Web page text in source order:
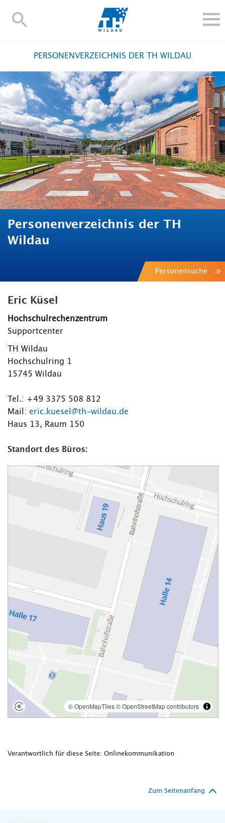
TH-
FORSCHUNG UND TRANSFER
ALUMNI
HOCHSCHULE
INTERNATIONAL
BESCHÄFTIGTE
Blogs Kontakt und Anfahrt Webmail Moodle
TH Online-Portal Personensuche English
PERSONENVERZEICHNIS DER TH WILDAU
Personenverzeichnis der TH
Wildau
Personensuche
Eric Küsel
Hochschulrechenzentrum
Supportcenter
TH Wildau
Hochschulring 1
15745 Wildau
Tel.: +49 3375 508 812
Mail: eric.kuesel@th-wildau.de
Haus 13, Raum 150
Standort des Büros:
Verantwortlich für diese Seite: Onlinekommunikation
Zum Seitenanfang